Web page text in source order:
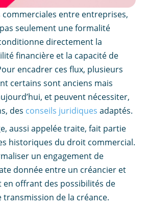
commerciales entre entreprises,
seulement une formalité
directement la
financière et la capacité de
encadrer ces flux, plusieurs
certains sont anciens mais
et peuvent nécessiter,
des conseils juridiques adaptés.
aussi appelée traite, fait partie
historiques du droit commercial.
un engagement de
donnée entre un créancier et
offrant des possibilités de
de la créance.